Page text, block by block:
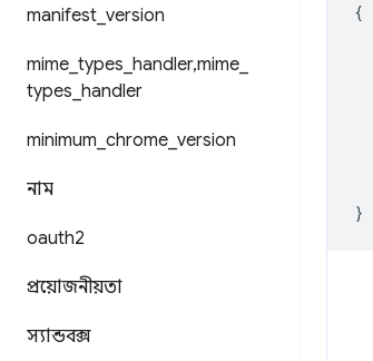
manifest version
mime types handler,mime
types handler
minimum chrome version
নাম
oauth2
প্রয়োজনীয়তা
স্যান্ডবক্স
{
}